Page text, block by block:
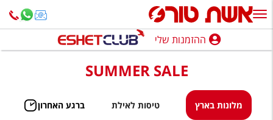
ההזמנות שלי
חופשה לפי סגנון
ההזמנות שלי
SUMMER SALE
מלונות בארץ טיסות לאילת ברגע האחרון